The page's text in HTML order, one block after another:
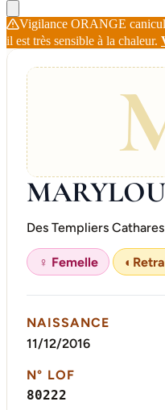
Vigilance ORANGE
il est très sensible à la chaleur.
MARYLOU
Des Templiers Cathares
♀ Femelle ◐
NAISSANCE
11/12/2016
N° LOF
80222